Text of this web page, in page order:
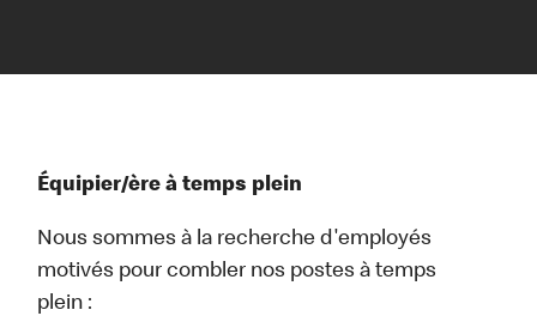
Équipier/ère à temps plein
Nous sommes à la recherche d'employés
motivés pour combler nos postes à temps
plein :